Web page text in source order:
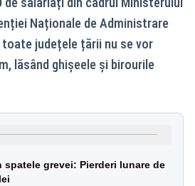
Naționale de Administrare
toate județele țării nu se vor
lăsând ghișeele și birourile
spatele grevei: Pierderi lunare de